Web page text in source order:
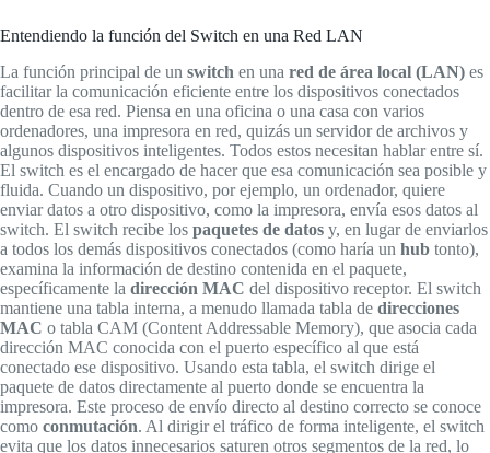
Entendiendo la función del Switch en una Red LAN
La función principal de un switch en una red de área local (LAN) es
facilitar la comunicación eficiente entre los dispositivos conectados
dentro de esa red. Piensa en una oficina o una casa con varios
ordenadores, una impresora en red, quizás un servidor de archivos y
algunos dispositivos inteligentes. Todos estos necesitan hablar entre sí.
El switch es el encargado de hacer que esa comunicación sea posible y
fluida. Cuando un dispositivo, por ejemplo, un ordenador, quiere
enviar datos a otro dispositivo, como la impresora, envía esos datos al
switch. El switch recibe los paquetes de datos y, en lugar de enviarlos
a todos los demás dispositivos conectados (como haría un hub tonto),
examina la información de destino contenida en el paquete,
específicamente la dirección MAC del dispositivo receptor. El switch
mantiene una tabla interna, a menudo llamada tabla de direcciones
MAC o tabla CAM (Content Addressable Memory), que asocia cada
dirección MAC conocida con el puerto específico al que está
conectado ese dispositivo. Usando esta tabla, el switch dirige el
paquete de datos directamente al puerto donde se encuentra la
impresora. Este proceso de envío directo al destino correcto se conoce
como conmutación. Al dirigir el tráfico de forma inteligente, el switch
evita que los datos innecesarios saturen otros segmentos de la red, lo